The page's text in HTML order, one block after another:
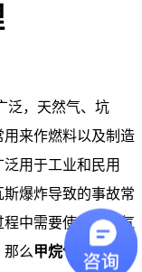
泛，天然气、坑
来作燃料以及制造
用于工业和民用
爆炸导致的事故常
中需要使用甲烷气
那么甲烷气体检测仪